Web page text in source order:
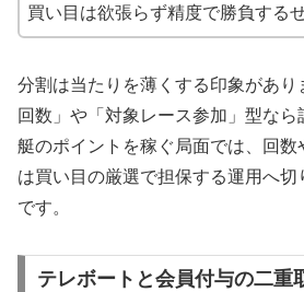
買い目は欲張らず精度で勝負するぜ
分割は当たりを薄くする印象があり
回数」や「対象レース参加」型な
艇のポイントを稼ぐ局面では、回
は買い目の厳選で担保する運用へ
です。
テレボートと会員付与の二重